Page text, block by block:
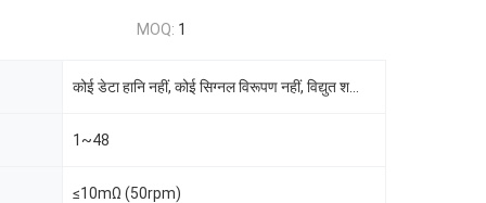
MOQ: 1
1~48
≤10mΩ (50rpm)